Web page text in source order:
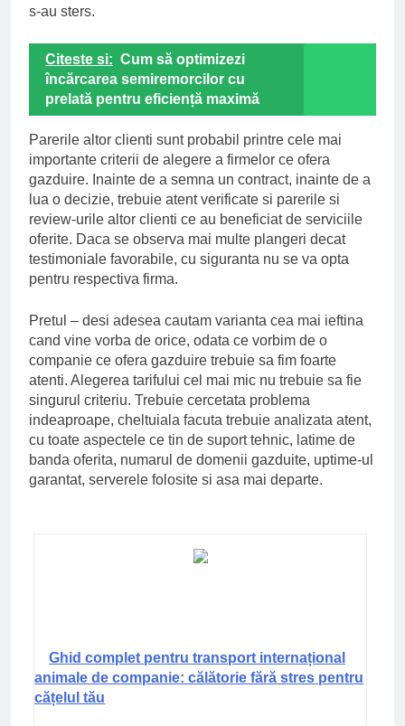
s-au sters.
Citeste si: Cum să optimizezi
încărcarea semiremorcilor cu
prelată pentru eficiență maximă
Parerile altor clienti sunt probabil printre cele mai
importante criterii de alegere a firmelor ce ofera
gazduire. Inainte de a semna un contract, inainte de a
lua o decizie, trebuie atent verificate si parerile si
review-urile altor clienti ce au beneficiat de serviciile
oferite. Daca se observa mai multe plangeri decat
testimoniale favorabile, cu siguranta nu se va opta
pentru respectiva firma.
Pretul – desi adesea cautam varianta cea mai ieftina
cand vine vorba de orice, odata ce vorbim de o
companie ce ofera gazduire trebuie sa fim foarte
atenti. Alegerea tarifului cel mai mic nu trebuie sa fie
singurul criteriu. Trebuie cercetata problema
indeaproape, cheltuiala facuta trebuie analizata atent,
cu toate aspectele ce tin de suport tehnic, latime de
banda oferita, numarul de domenii gazduite, uptime-ul
garantat, serverele folosite si asa mai departe.
Ghid complet pentru transport internațional
animale de companie: călătorie fără stres pentru
cățelul tău